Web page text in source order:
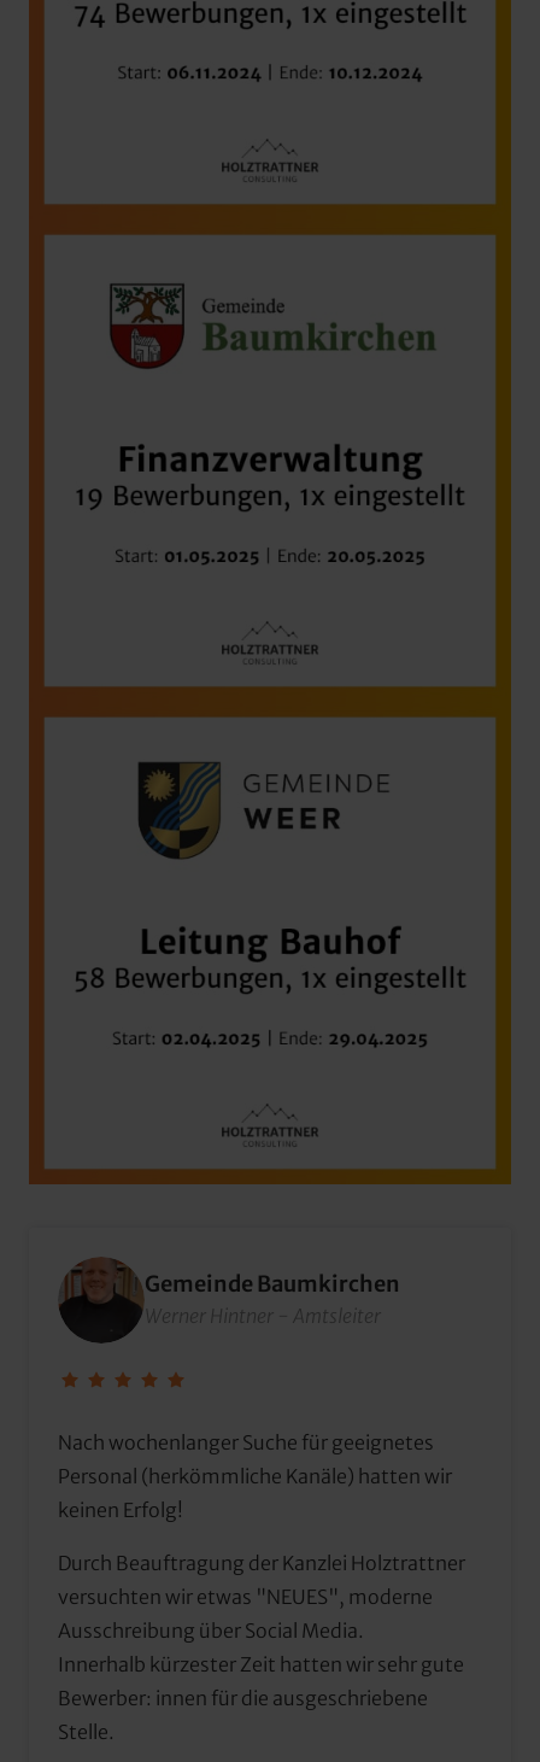
Gemeinde Baumkirchen
Werner Hintner - Amtsleiter
Nach wochenlanger Suche für geeignetes
Personal (herkömmliche Kanäle) hatten wir
keinen Erfolg!
Durch Beauftragung der Kanzlei Holztrattner
versuchten wir etwas "NEUES", moderne
Ausschreibung über Social Media.
Innerhalb kürzester Zeit hatten wir sehr gute
Bewerber: innen für die ausgeschriebene
Stelle.